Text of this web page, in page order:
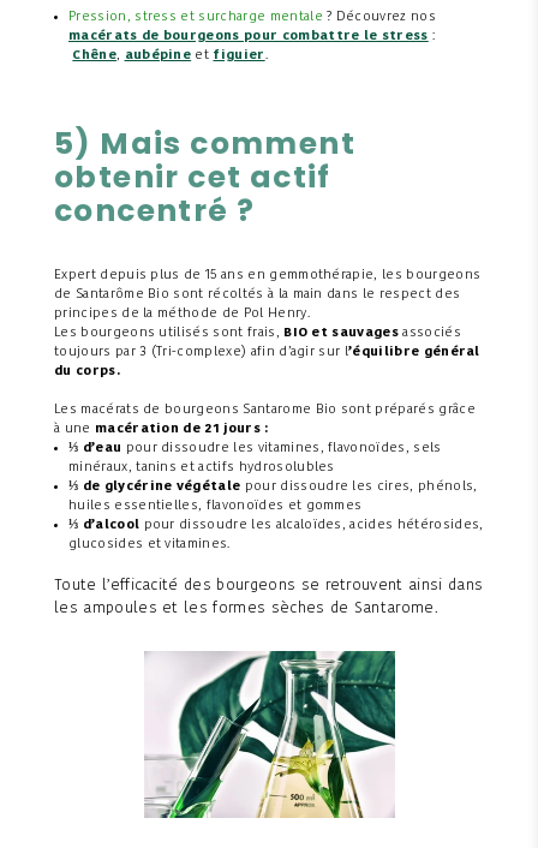
Pression, stress et surcharge mentale ? Découvrez nos
macérats de bourgeons pour combattre le stress :
Chêne, aubépine et figuier.
5) Mais comment
obtenir cet actif
concentré ?
Expert depuis plus de 15 ans en gemmothérapie, les bourgeons
de Santarôme Bio sont récoltés à la main dans le respect des
principes de la méthode de Pol Henry.
Les bourgeons utilisés sont frais, BIO et sauvages associés
toujours par 3 (Tri-complexe) afin d’agir sur l’équilibre général
du corps.
Les macérats de bourgeons Santarome Bio sont préparés grâce
à une macération de 21 jours :
⅓ d’eau pour dissoudre les vitamines, flavonoïdes, sels
minéraux, tanins et actifs hydrosolubles
⅓ de glycérine végétale pour dissoudre les cires, phénols,
huiles essentielles, flavonoïdes et gommes
⅓ d’alcool pour dissoudre les alcaloïdes, acides hétérosides,
glucosides et vitamines.
Toute l’efficacité des bourgeons se retrouvent ainsi dans
les ampoules et les formes sèches de Santarome.